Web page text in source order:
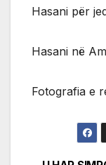
Hasani për
Hasani në
Fotografia e